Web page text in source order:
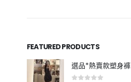
FEATURED PRODUCTS
選品*熱賣款塑身褲